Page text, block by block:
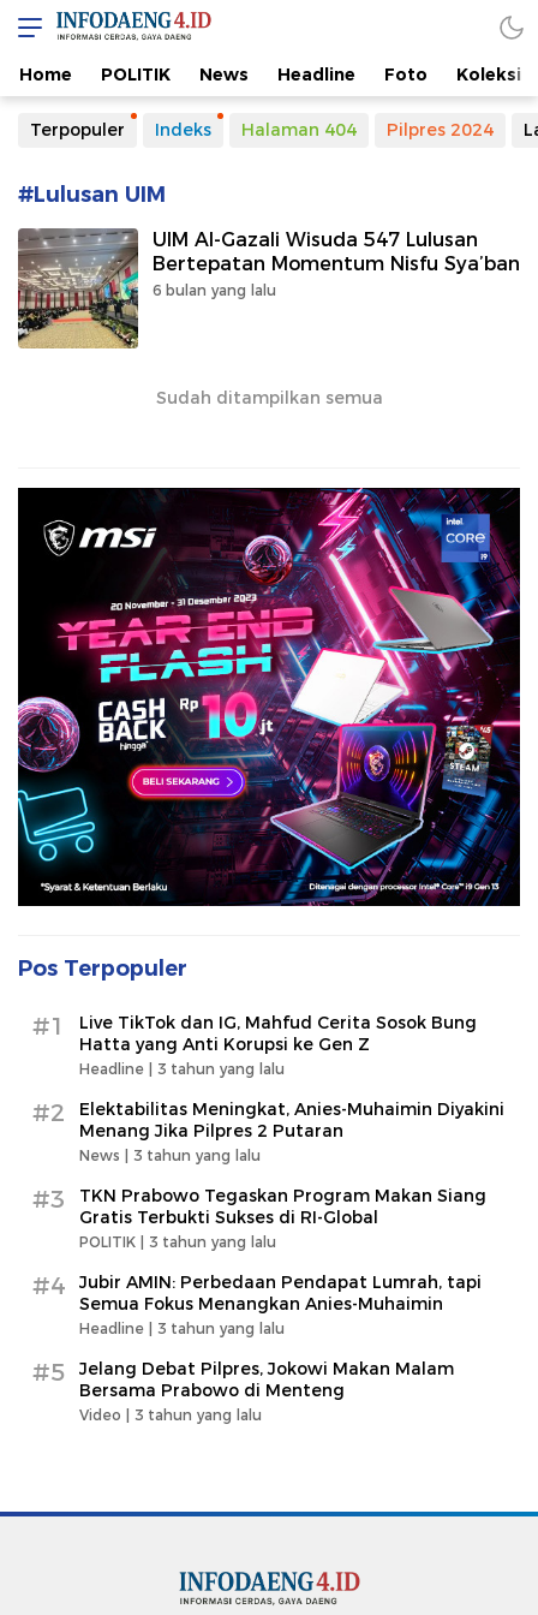
Home POLITIK News Headline Foto Koleksi
Terpopuler Indeks Halaman 404 Pilpres 2024
#Lulusan UIM
UIM Al-Gazali Wisuda 547 Lulusan
Bertepatan Momentum Nisfu Sya’ban
6 bulan yang lalu
Sudah ditampilkan semua
Pos Terpopuler
#1
Live TikTok dan IG, Mahfud Cerita Sosok Bung
Hatta yang Anti Korupsi ke Gen Z
Headline | 3 tahun yang lalu
#2
Elektabilitas Meningkat, Anies-Muhaimin Diyakini
Menang Jika Pilpres 2 Putaran
News | 3 tahun yang lalu
#3
TKN Prabowo Tegaskan Program Makan Siang
Gratis Terbukti Sukses di RI-Global
POLITIK | 3 tahun yang lalu
#4
Jubir AMIN: Perbedaan Pendapat Lumrah, tapi
Semua Fokus Menangkan Anies-Muhaimin
Headline | 3 tahun yang lalu
#5
Jelang Debat Pilpres, Jokowi Makan Malam
Bersama Prabowo di Menteng
Video | 3 tahun yang lalu